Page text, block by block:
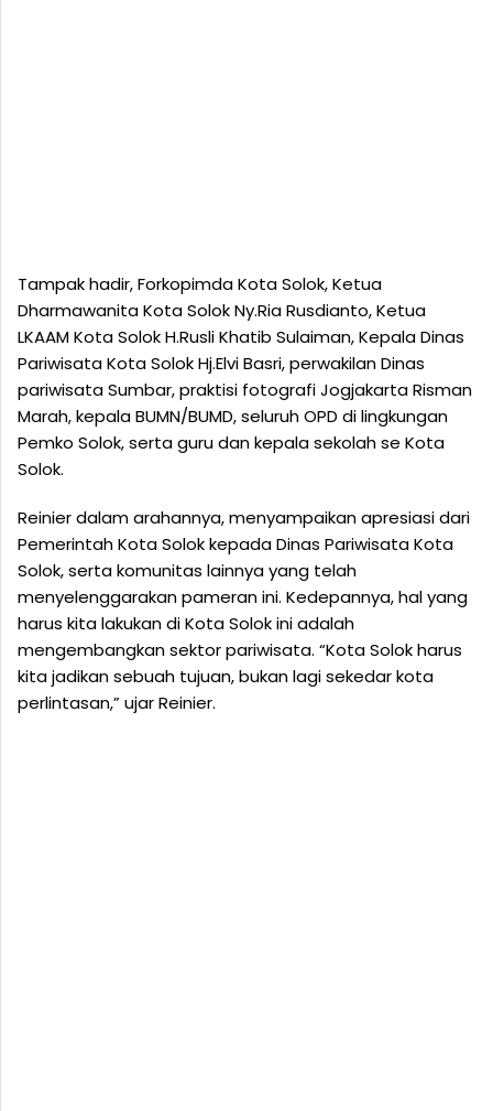
Tampak hadir, Forkopimda Kota Solok, Ketua
Dharmawanita Kota Solok Ny.Ria Rusdianto, Ketua
LKAAM Kota Solok H.Rusli Khatib Sulaiman, Kepala Dinas
Pariwisata Kota Solok Hj.Elvi Basri, perwakilan Dinas
pariwisata Sumbar, praktisi fotografi Jogjakarta Risman
Marah, kepala BUMN/BUMD, seluruh OPD di lingkungan
Pemko Solok, serta guru dan kepala sekolah se Kota
Solok.
Reinier dalam arahannya, menyampaikan apresiasi dari
Pemerintah Kota Solok kepada Dinas Pariwisata Kota
Solok, serta komunitas lainnya yang telah
menyelenggarakan pameran ini. Kedepannya, hal yang
harus kita lakukan di Kota Solok ini adalah
mengembangkan sektor pariwisata. “Kota Solok harus
kita jadikan sebuah tujuan, bukan lagi sekedar kota
perlintasan,” ujar Reinier.